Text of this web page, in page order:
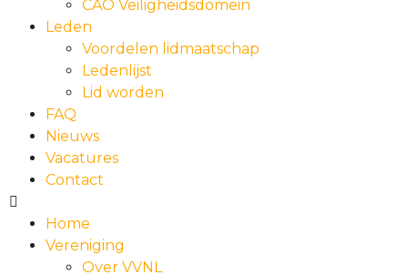
CAO Veiligheidsdomein
Leden
Voordelen lidmaatschap
Ledenlijst
Lid worden
FAQ
Nieuws
Vacatures
Contact
Home
Vereniging
Over VVNL